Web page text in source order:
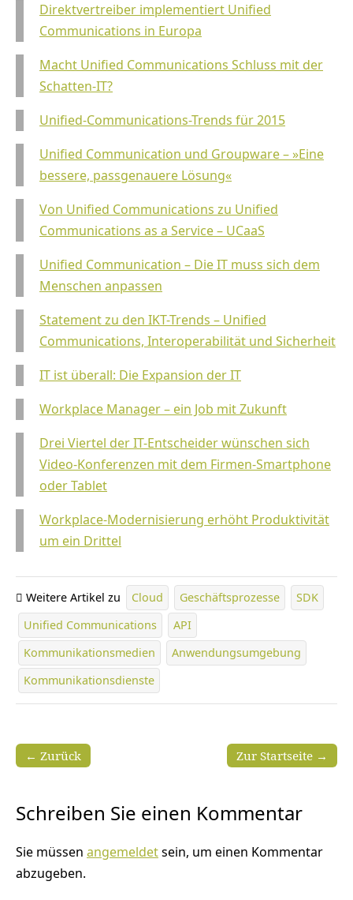
Direktvertreiber implementiert Unified
Communications in Europa
Macht Unified Communications Schluss mit der
Schatten-IT?
Unified-Communications-Trends für 2015
Unified Communication und Groupware – »Eine
bessere, passgenauere Lösung«
Von Unified Communications zu Unified
Communications as a Service – UCaaS
Unified Communication – Die IT muss sich dem
Menschen anpassen
Statement zu den IKT-Trends – Unified
Communications, Interoperabilität und Sicherheit
IT ist überall: Die Expansion der IT
Workplace Manager – ein Job mit Zukunft
Drei Viertel der IT-Entscheider wünschen sich
Video-Konferenzen mit dem Firmen-Smartphone
oder Tablet
Workplace-Modernisierung erhöht Produktivität
um ein Drittel
Weitere Artikel zu Cloud Geschäftsprozesse
SDK
Unified Communications
API
Kommunikationsmedien
Anwendungsumgebung
Kommunikationsdienste
Zur Startseite →
← Zurück
Schreiben Sie einen Kommentar
Sie müssen angemeldetsein, um einen Kommentar
abzugeben.